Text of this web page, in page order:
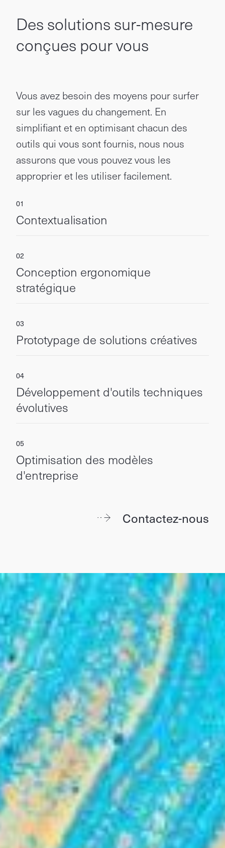
Des solutions sur-mesure
conçues pour vous
Vous avez besoin des moyens pour surfer
sur les vagues du changement. En
simplifiant et en optimisant chacun des
outils qui vous sont fournis, nous nous
assurons que vous pouvez vous les
approprier et les utiliser facilement.
Contextualisation
Conception ergonomique
stratégique
Prototypage de solutions créatives
Développement d'outils techniques
évolutives
Optimisation des modèles
d'entreprise
Contactez-nous